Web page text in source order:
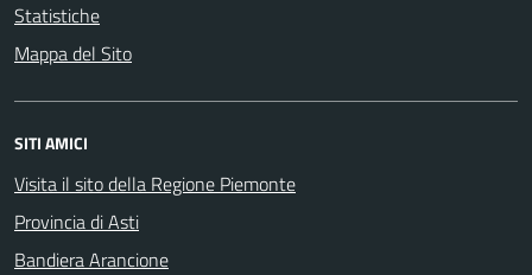
Statistiche
Mappa del Sito
SITI AMICI
Visita il sito della Regione Piemonte
Provincia di Asti
Bandiera Arancione